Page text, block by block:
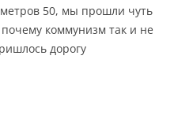
50, мы прошли чуть
коммунизм так и не
дорогу